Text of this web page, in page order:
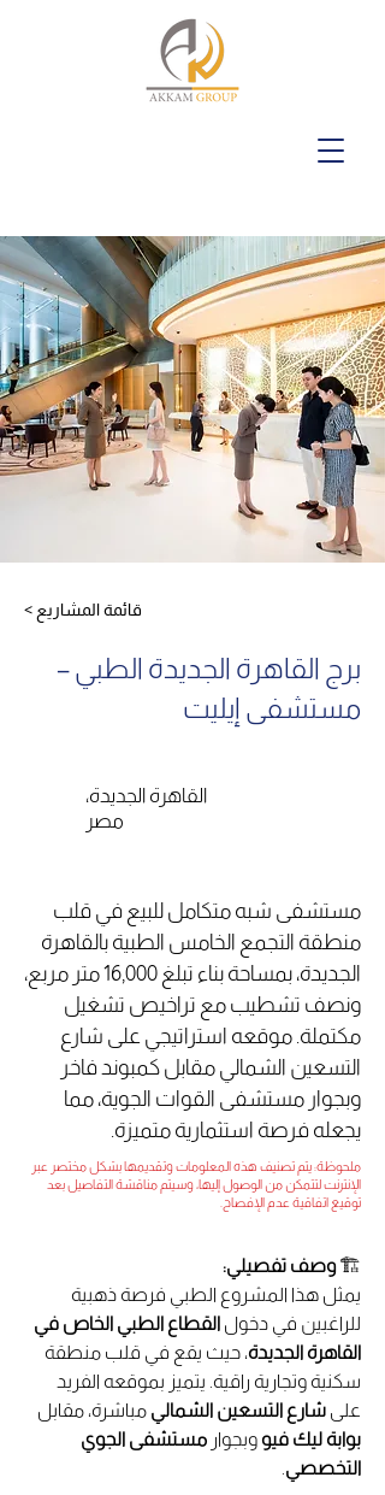
< قائمة المشاريع
برج القاهرة الجديدة الطبي –
مستشفى إيليت
القاهرة الجديدة،
مصر
مستشفى شبه متكامل للبيع في قلب
منطقة التجمع الخامس الطبية بالقاهرة
الجديدة، بمساحة بناء تبلغ 16,000 متر مربع،
ونصف تشطيب مع تراخيص تشغيل
مكتملة. موقعه استراتيجي على شارع
التسعين الشمالي مقابل كمبوند فاخر
وبجوار مستشفى القوات الجوية، مما
يجعله فرصة استثمارية متميزة.
ملحوظة: يتم تصنيف هذه المعلومات وتقديمها بشكل مختصر عبر
الإنترنت لتتمكن من الوصول إليها، وسيتم مناقشة التفاصيل بعد
توقيع اتفاقية عدم الإفصاح.
🏗️ وصف تفصيلي:
يمثل هذا المشروع الطبي فرصة ذهبية
للراغبين في دخول القطاع الطبي الخاص في
القاهرة الجديدة، حيث يقع في قلب منطقة
سكنية وتجارية راقية. يتميز بموقعه الفريد
على شارع التسعين الشمالي مباشرة، مقابل
بوابة ليك فيو وبجوار مستشفى الجوي
التخصصي